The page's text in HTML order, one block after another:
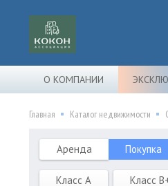
О КОМПАНИИ
Главная Каталог недвижимости
Аренда Покупка
Класс A Класс